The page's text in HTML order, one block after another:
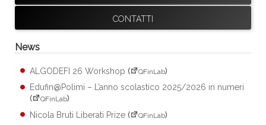
CONTATTI
News
ALGODEFI 26 Workshop ( QFinLab)
Edufin@Polimi – L’anno scolastico 2025/2026 in numeri
(
QFinLab)
Nicola Bruti Liberati Prize ( QFinLab)